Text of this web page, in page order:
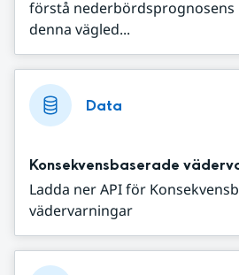
förstå
denna vägled...
Data
Konsekvensbaserade
Ladda ner API för
vädervarningar